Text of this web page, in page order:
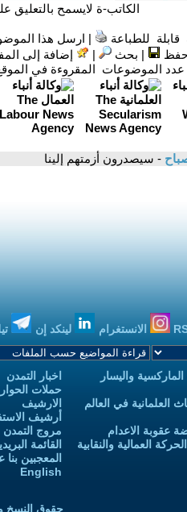
الكاتب-ة لايسمح بالتعليق
للطباعة | ارسل هذا
| بحث | إضافة إلى
الموضوعات المقروءة في
- سيصدرون أزمتهم إلينا
الانستغرام لينكد إن
واليسار
العلمانية في العالم
عقوبة الاعدام
العمالية والنقابية
اخبار التمدن
حملات
الارشيف
أرشيف
مروج التمدن
القائمة
المعجبين بنا
English
حقوق النسخ